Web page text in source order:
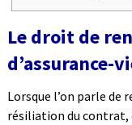
Le droit de
d’assurance-
Lorsque l’on parle de
résiliation du contrat,